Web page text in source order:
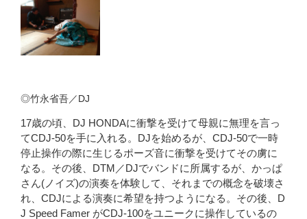
◎竹永省吾／DJ
17歳の頃、DJ HONDAに衝撃を受けて母親に無理を言っ
てCDJ-50を手に入れる。DJを始めるが、CDJ-50で一時
停止操作の際に生じるポーズ音に衝撃を受けてその虜に
なる。その後、DTM／DJでバンドに所属するが、かっぱ
さん(ノイズ)の演奏を体験して、それまでの概念を破壊さ
れ、CDJによる演奏に希望を持つようになる。その後、D
J Speed Famer がCDJ-100をユニークに操作しているの